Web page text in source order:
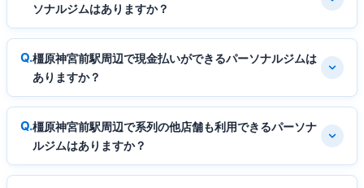
ソナルジムはありますか？
橿原神宮前駅周辺で現金払いができるパーソナルジムは
ありますか？
橿原神宮前駅周辺で系列の他店舗も利用できるパーソナ
ルジムはありますか？